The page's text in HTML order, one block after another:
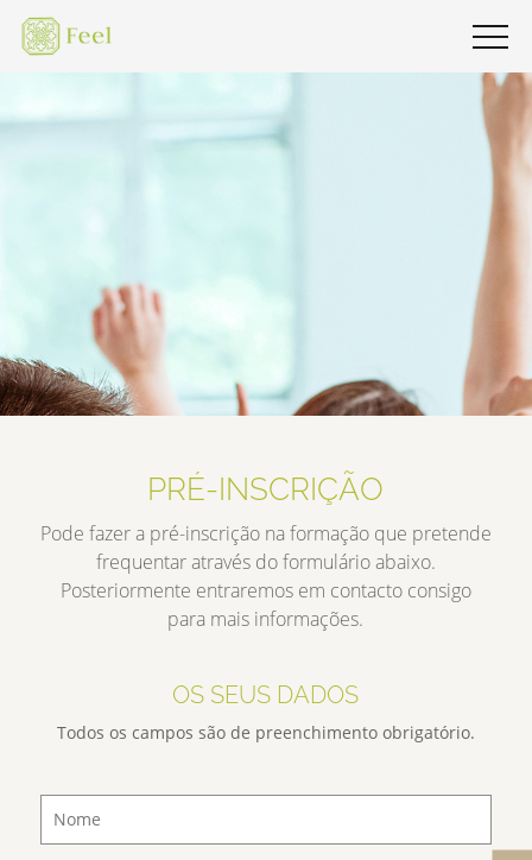
PRÉ-INSCRIÇÃO
Pode fazer a pré-inscrição na formação que pretende
frequentar através do formulário abaixo.
Posteriormente entraremos em contacto consigo
para mais informações.
OS SEUS DADOS
Todos os campos são de preenchimento obrigatório.